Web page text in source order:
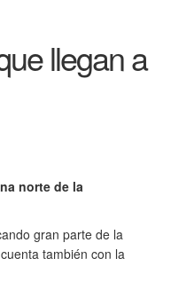
llegan a
norte de la
gran parte de la
también con la